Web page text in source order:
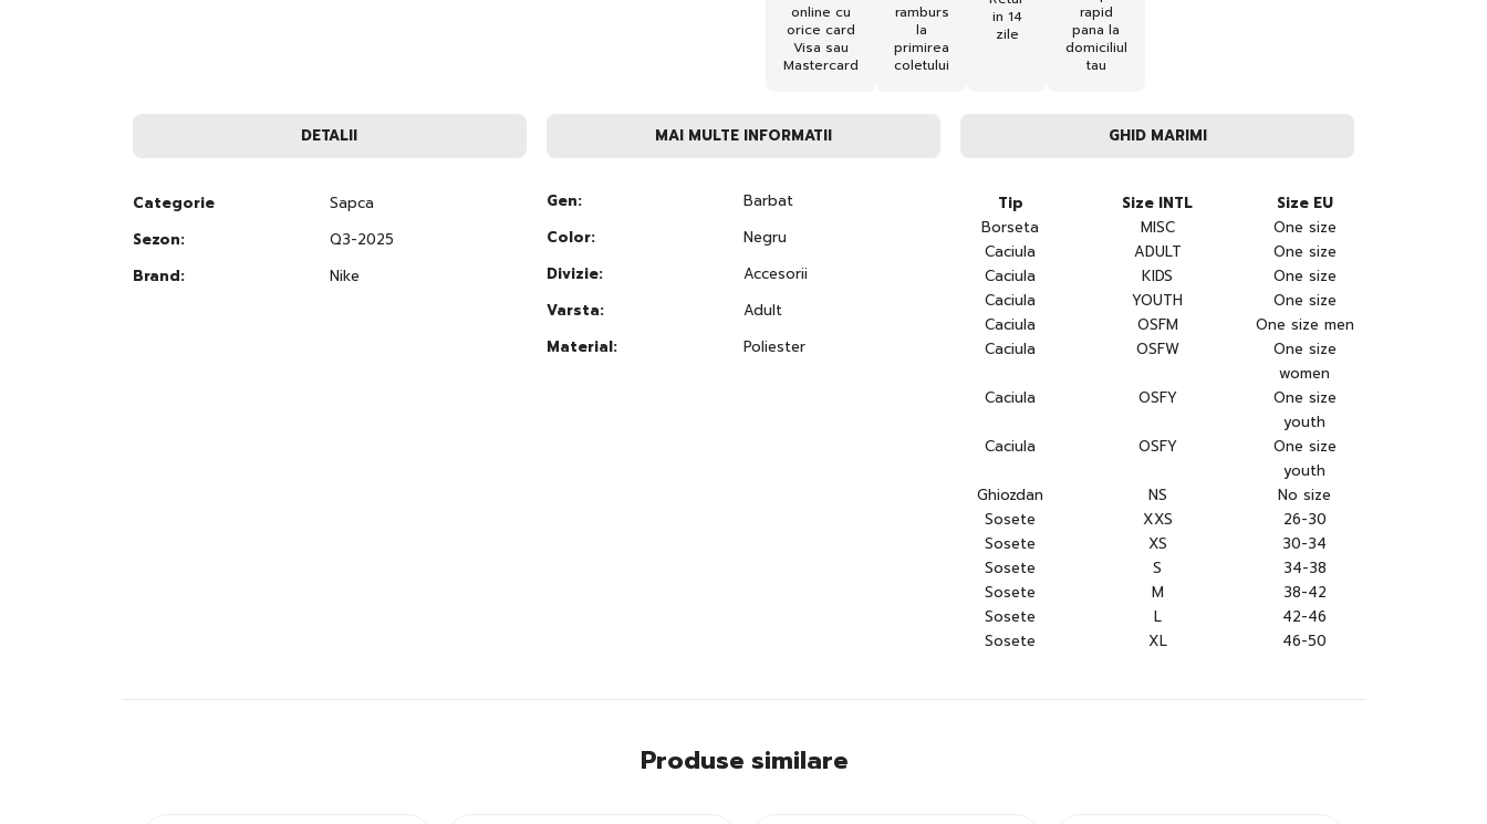
online cu
orice card
Visa sau
Mastercard
ramburs
la
primirea
coletului
in 14
zile
rapid
pana la
domiciliul
tau
DETALII
Categorie
Sapca
Sezon:
Q3-2025
Brand:
Nike
MAI MULTE INFORMATII
Gen:
Barbat
Color:
Negru
Divizie:
Accesorii
Varsta:
Adult
Material:
Poliester
GHID MARIMI
Tip Size INTL
Size EU
Borseta
MISC
One size
Caciula
ADULT
One size
Caciula
KIDS
One size
Caciula
YOUTH
One size
Caciula
OSFM
One size men
Caciula
OSFW
One size
women
Caciula
OSFY
One size
youth
Caciula
OSFY
One size
youth
Ghiozdan
NS
No size
Sosete
XXS
26-30
Sosete
XS
30-34
Sosete
S
34-38
Sosete
M
38-42
Sosete
L
42-46
Sosete
XL 46-50
Produse similare